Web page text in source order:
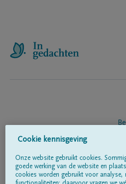
Volg ons op
Cookie kennisgeving
Onze website gebruikt cookies.
goede werking van de website en
cookies worden gebruikt voor analyse,